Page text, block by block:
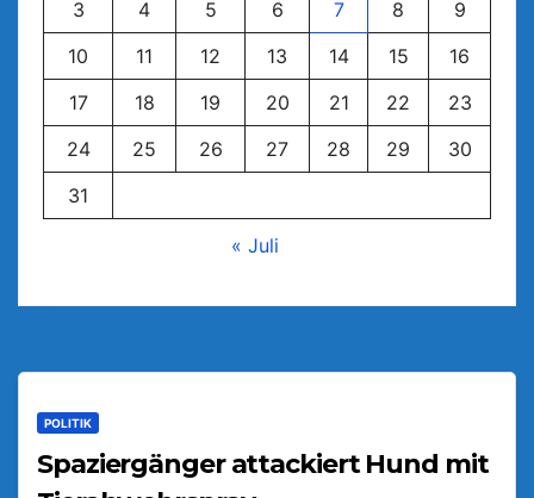
3
4 5 6 7 8
9
10
11 12 13 14 15
16
17
18 19 20 21 22
23
24
25 26 27 28 29
30
31
« Juli
POLITIK
Spaziergänger attackiert Hund mit